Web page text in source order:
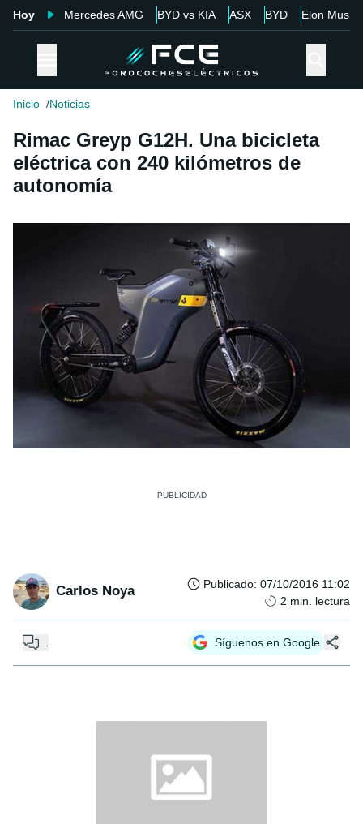
Hoy Mercedes AMG BYD vs KIA ASX BYD Elon Musk
Inicio Noticias
Rimac Greyp G12H. Una bicicleta
eléctrica con 240 kilómetros de
autonomía
Carlos Noya Publicado: 07/10/2016 11:02
2 min. lectura
Síguenos en Google